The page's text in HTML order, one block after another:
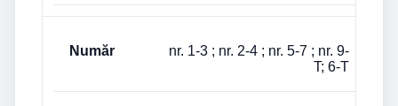
nr. 1-3 ; nr. 2-4 ; nr. 5-7 ; nr. 9-
T; 6-T